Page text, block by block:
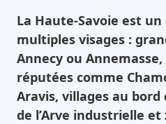
La Haute-Savoie est
multiples visages :
Annecy ou
réputées comme
Aravis, villages au bord
de l’Arve industrielle